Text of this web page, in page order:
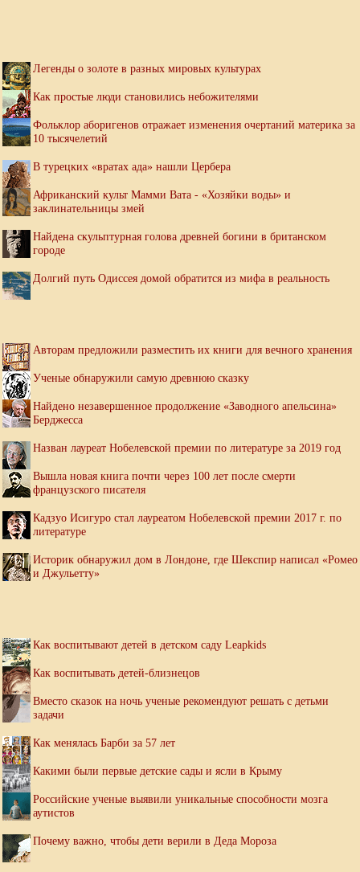
Легенды о золоте в разных мировых культурах
Как простые люди становились небожителями
Фольклор аборигенов отражает изменения очертаний материка за
10 тысячелетий
В турецких «вратах ада» нашли Цербера
Африканский культ Мамми Вата - «Хозяйки воды» и
заклинательницы змей
Найдена скульптурная голова древней богини в британском
городе
Долгий путь Одиссея домой обратится из мифа в реальность
Авторам предложили разместить их книги для вечного хранения
Ученые обнаружили самую древнюю сказку
Найдено незавершенное продолжение «Заводного апельсина»
Берджесса
Назван лауреат Нобелевской премии по литературе за 2019 год
Вышла новая книга почти через 100 лет после смерти
французского писателя
Кадзуо Исигуро стал лауреатом Нобелевской премии 2017 г. по
литературе
Историк обнаружил дом в Лондоне, где Шекспир написал «Ромео
и Джульетту»
Как воспитывают детей в детском саду Leapkids
Как воспитывать детей-близнецов
Вместо сказок на ночь ученые рекомендуют решать с детьми
задачи
Как менялась Барби за 57 лет
Какими были первые детские сады и ясли в Крыму
Российские ученые выявили уникальные способности мозга
аутистов
Почему важно, чтобы дети верили в Деда Мороза